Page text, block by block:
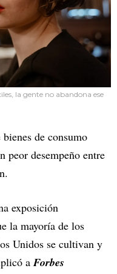
la gente no abandona ese
de consumo
peor desempeño entre
exposición
la mayoría de los
Unidos se cultivan y
a Forbes